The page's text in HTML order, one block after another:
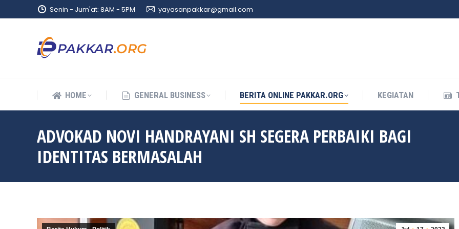
Senin - Jum'at: 8AM - 5PM yayasanpakkar@gmail.com
HOME GENERAL BUSINESS BERITA ONLINE PAKKAR.ORG KEGIATAN
ADVOKAD NOVI HANDRAYANI SH SEGERA PERBAIKI BAGI
IDENTITAS BERMASALAH
HOME GENERAL BUSINESS BERITA ONLINE PAKKAR.ORG KEGIATAN